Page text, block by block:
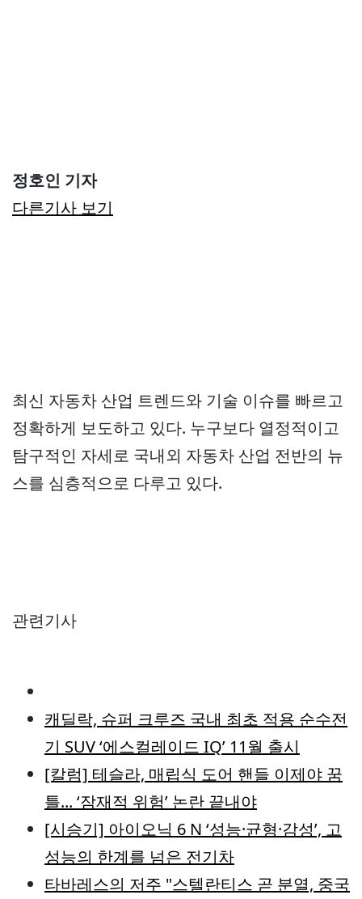
정호인 기자
다른기사 보기
최신 자동차 산업 트렌드와 기술 이슈를 빠르고
정확하게 보도하고 있다. 누구보다 열정적이고
탐구적인 자세로 국내외 자동차 산업 전반의 뉴
스를 심층적으로 다루고 있다.
관련기사
캐딜락, 슈퍼 크루즈 국내 최초 적용 순수전
기 SUV ‘에스컬레이드 IQ’ 11월 출시
[칼럼] 테슬라, 매립식 도어 핸들 이제야 꿈
틀... ‘잠재적 위험’ 논란 끝내야
[시승기] 아이오닉 6 N ‘성능·균형·감성’, 고
성능의 한계를 넘은 전기차
타바레스의 저주 "스텔란티스 곧 분열, 중국